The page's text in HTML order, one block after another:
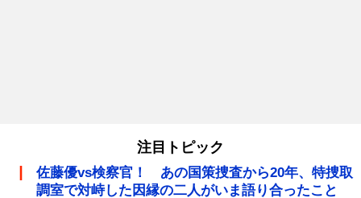
注目トピック
佐藤優vs検察官！ あの国策捜査から20年、特捜取
調室で対峙した因縁の二人がいま語り合ったこと